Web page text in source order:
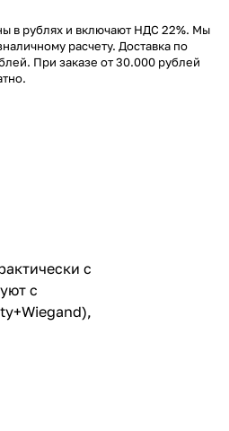
в рублях и включают НДС 22%. Мы
расчету. Доставка по
При заказе от 30.000 рублей
с
с